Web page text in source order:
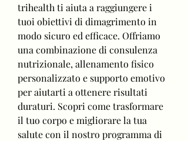
trihealth ti aiuta a raggiungere i
tuoi obiettivi di dimagrimento in
modo sicuro ed efficace. Offriamo
una combinazione di consulenza
nutrizionale, allenamento fisico
personalizzato e supporto emotivo
per aiutarti a ottenere risultati
duraturi. Scopri come trasformare
il tuo corpo e migliorare la tua
salute con il nostro programma di